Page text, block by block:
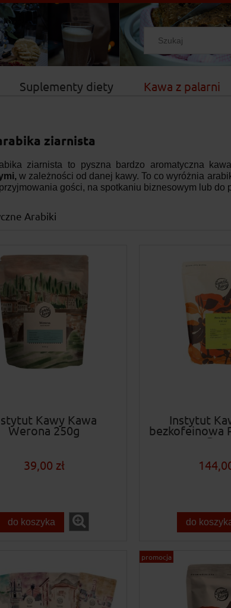
Suplementy diety Kawa z palarni
ziarnista
ziarnista to pyszna bardzo aromatyczna
w zależności od danej kawy. To co wyróżnia
gości, na spotkaniu biznesowym lub do
Arabiki
Kawy Kawa
Werona 250g
39,00 zł
do koszyka
Instytut
bezkofeinowa
do
promocja